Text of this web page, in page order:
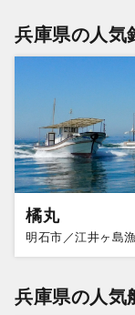
兵庫県の人気
橘丸
明石市／江井ヶ島
兵庫県の人気